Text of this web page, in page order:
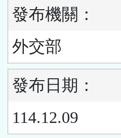
發布機關：
外交部
發布日期：
114.12.09